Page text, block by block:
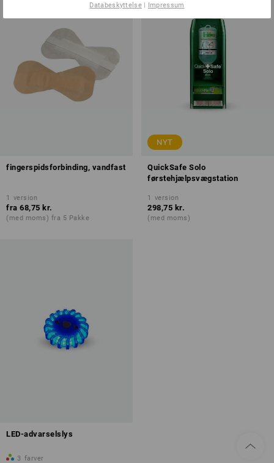
fingerspidsforbinding, vandfast
1 version
fra 68,75 kr.
(med moms) fra 5 Pakke
NYT
QuickSafe Solo
førstehjælpsvægstation
1 version
298,75 kr.
(med moms)
LED-advarselslys
3 farver
Databeskyttelse| Impressum